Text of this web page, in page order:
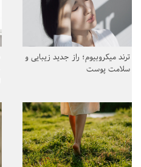
ترند میکروبیوم؛ راز جدید زیبایی و
سلامت پوست